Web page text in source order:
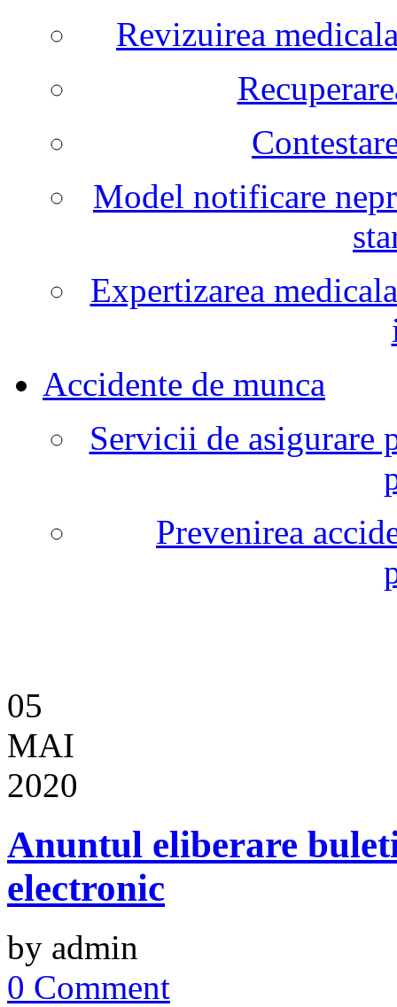
Revizuirea
Model notificare
Expertizarea
Accidente de munca
Servicii de asigurare
Prevenirea
05
MAI
2020
Anuntul eliberare
electronic
by admin
0 Comment